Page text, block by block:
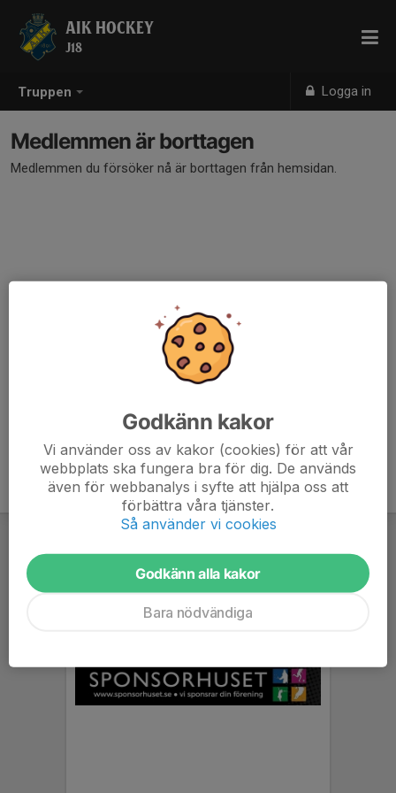
Truppen Logga in
AIK HOCKEY
J18
Medlemmen är borttagen
Medlemmen du försöker nå är borttagen från hemsidan.
Godkänn kakor
Vi använder oss av kakor (cookies) för att vår
webbplats ska fungera bra för dig. De används
även för webbanalys i syfte att hjälpa oss att
förbättra våra tjänster.
Så använder vi cookies
Godkänn alla kakor
Bara nödvändiga